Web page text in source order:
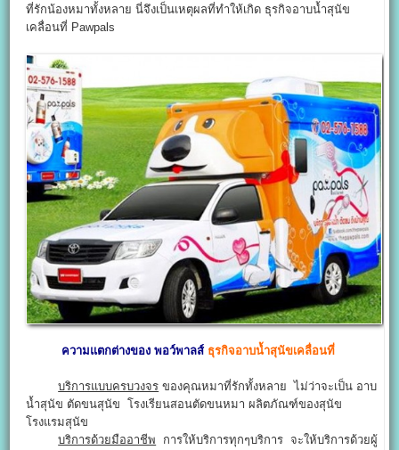
ที่รักน้องหมาทั้งหลาย นี่จึงเป็นเหตุผลที่ทำให้เกิด ธุรกิจอาบน้ำสุนัข
เคลื่อนที่ Pawpals
ความแตกต่างของ พอว์พาลส์ ธุรกิจอาบน้ำสุนัขเคลื่อนที่
บริการแบบครบวงจร ของคุณหมาที่รักทั้งหลาย ไม่ว่าจะเป็น อาบ
น้ำสุนัข ตัดขนสุนัข โรงเรียนสอนตัดขนหมา ผลิตภัณฑ์ของสุนัข
โรงแรมสุนัข
บริการด้วยมืออาชีพ การให้บริการทุกๆบริการ จะให้บริการด้วยผู้